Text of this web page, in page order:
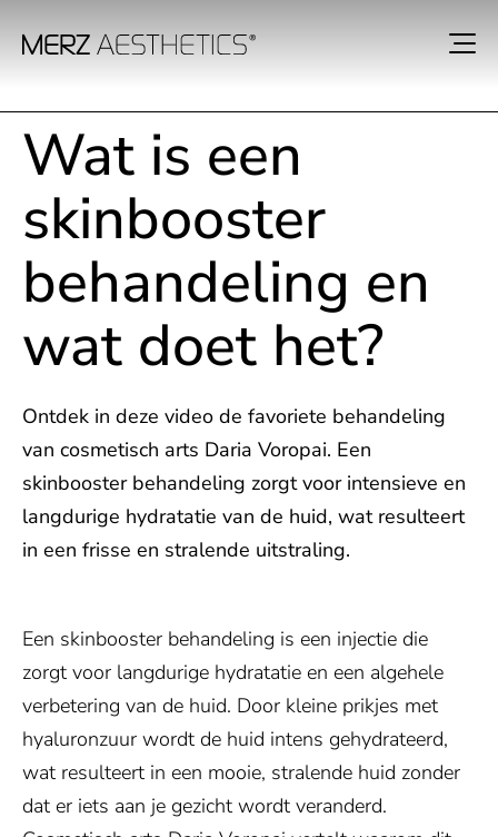
Wat is een
skinbooster
behandeling en
wat doet het?
Ontdek in deze video de favoriete behandeling
van cosmetisch arts Daria Voropai. Een
skinbooster behandeling zorgt voor intensieve en
langdurige hydratatie van de huid, wat resulteert
in een frisse en stralende uitstraling.
Een skinbooster behandeling is een injectie die
zorgt voor langdurige hydratatie en een algehele
verbetering van de huid. Door kleine prikjes met
hyaluronzuur wordt de huid intens gehydrateerd,
wat resulteert in een mooie, stralende huid zonder
dat er iets aan je gezicht wordt veranderd.